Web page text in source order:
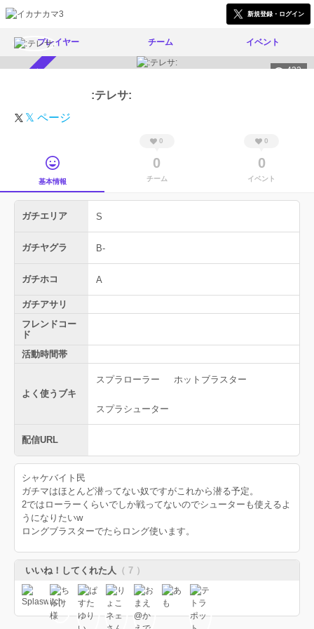
新規登録・ログイン
プレイヤー チーム イベント
432
:テレサ:
𝕏 ページ
基本情報
0
0
チーム
0
0
イベント
ガチエリア S
ガチヤグラ B-
ガチホコ A
ガチアサリ
フレンドコー
ド
活動時間帯
よく使うブキ
スプラローラー ホットブラスター
スプラシューター
配信URL
シャケバイト民
ガチマはほとんど潜ってない奴ですがこれから潜る予定。
2ではローラーくらいでしか戦ってないのでシューターも使えるよ
うになりたいw
ロングブラスターでたらロング使います。
いいね！してくれた人 （ 7 ）